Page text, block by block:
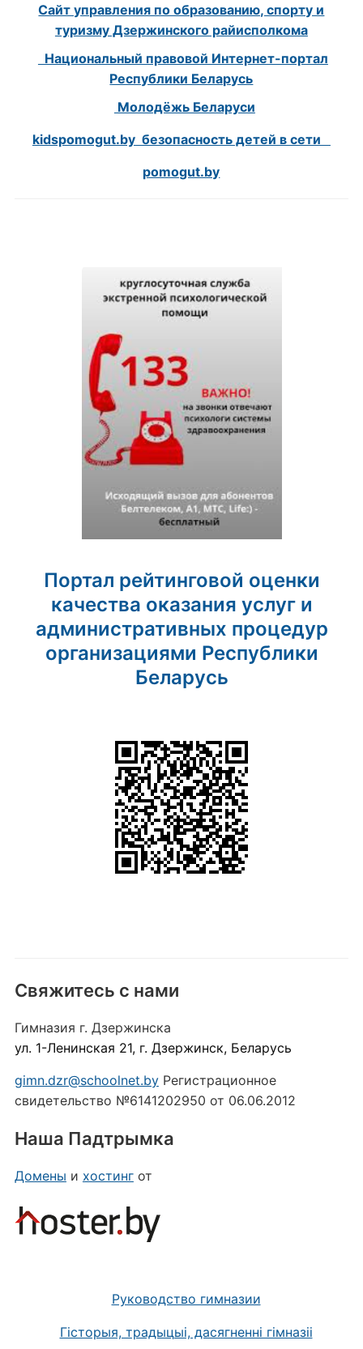
Сайт управления по образованию, спорту и
туризму Дзержинского райисполкома
Национальный правовой Интернет-портал
Республики Беларусь
Молодёжь Беларуси
kidspomogut.by безопасность детей в сети
pomogut.by
Портал рейтинговой оценки
качества оказания услуг и
административных процедур
организациями Республики
Беларусь
Свяжитесь с нами
Гимназия г. Дзержинска
ул. 1-Ленинская 21, г. Дзержинск, Беларусь
gimn.dzr@schoolnet.byРегистрационное
свидетельство №6141202950 от 06.06.2012
Наша Падтрымка
Домены и хостингот
Руководство гимназии
Гісторыя, традыцыі, дасягненні гімназіі